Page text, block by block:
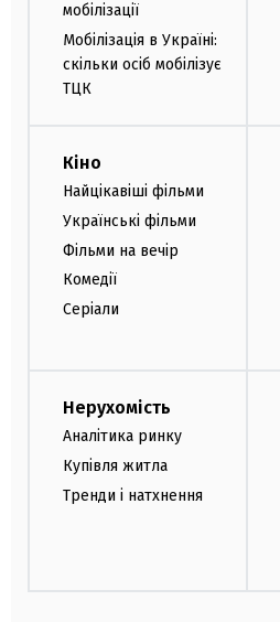
мобілізації
Мобілізація в Україні:
скільки осіб мобілізує
ТЦК
Кіно
Найцікавіші фільми
Українські фільми
Фільми на вечір
Комедії
Серіали
Нерухомість
Аналітика ринку
Купівля житла
Тренди і натхнення